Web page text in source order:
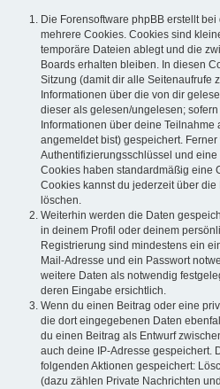
Die Forensoftware phpBB erstellt
mehrere Cookies. Cookies sind
temporäre Dateien ablegt und die
Boards erhalten bleiben. In diesen
Sitzung (damit dir alle Seitenaufrufe
Informationen über die von dir
dieser als gelesen/ungelesen;
Informationen über deine
angemeldet bist) gespeichert.
Authentifizierungsschlüssel und
Cookies haben standardmäßig eine
Cookies kannst du jederzeit über die
löschen.
Weiterhin werden die Daten
in deinem Profil oder deinem
Registrierung sind mindestens ein
Mail-Adresse und ein Passwort
weitere Daten als notwendig
deren Eingabe ersichtlich.
Wenn du einen Beitrag oder eine
die dort eingegebenen Daten
du einen Beitrag als Entwurf
auch deine IP-Adresse gespeichert.
folgenden Aktionen gespeichert:
(dazu zählen Private Nachrichten